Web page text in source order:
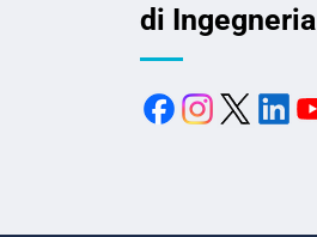
di Ingegneria